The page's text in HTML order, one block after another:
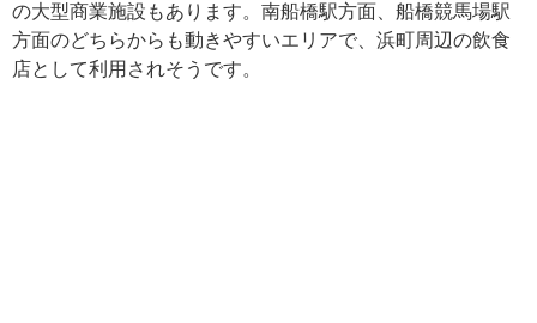
の大型商業施設もあります。南船橋駅方面、船橋競馬場駅
方面のどちらからも動きやすいエリアで、浜町周辺の飲食
店として利用されそうです。